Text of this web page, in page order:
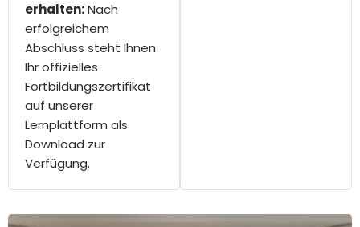
erhalten:Nach
erfolgreichem
Abschluss steht Ihnen
Ihr offizielles
Fortbildungszertifikat
auf unserer
Lernplattform als
Download zur
Verfügung.